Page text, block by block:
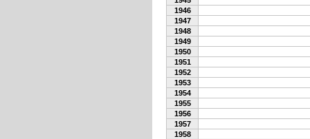
1946
1947
1948
1949
1950
1951
1952
1953
1954
1955
1956
1957
1958